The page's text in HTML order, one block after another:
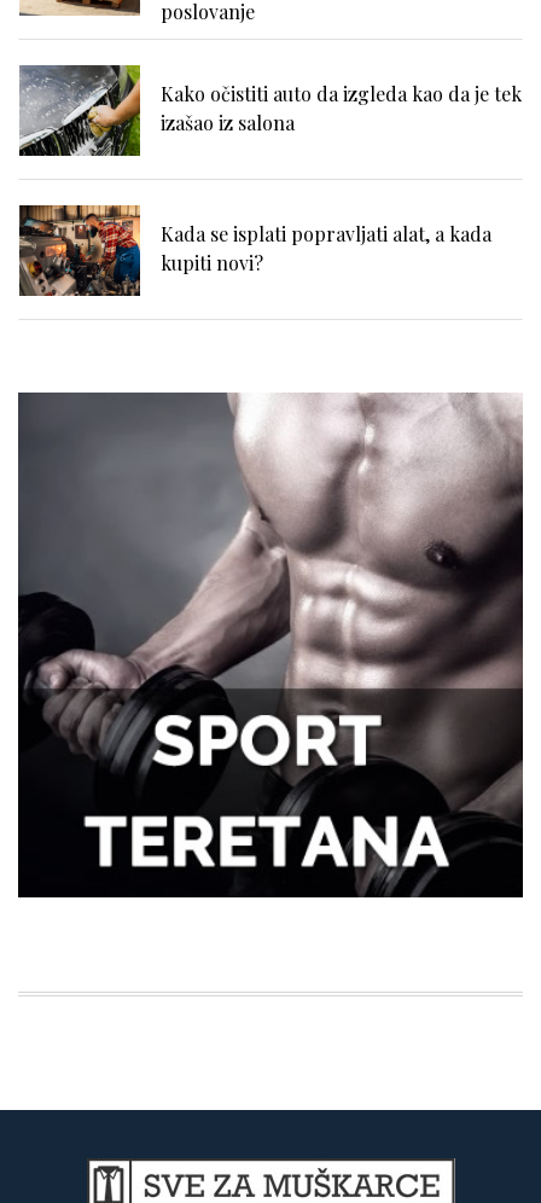
poslovanje
Kako očistiti auto da izgleda kao da je tek
izašao iz salona
Kada se isplati popravljati alat, a kada
kupiti novi?
potcenjuju?
Zdravlje zuba i samopouzdanje: Zašto je
osmeh ključan za svakog muškarca
Tegobe sa sinusima koje muškarci
najčešće trpe bez odlaska kod lekara
Kako kancelarija postaje mesto
efikasnosti i mentalne jasnoće?